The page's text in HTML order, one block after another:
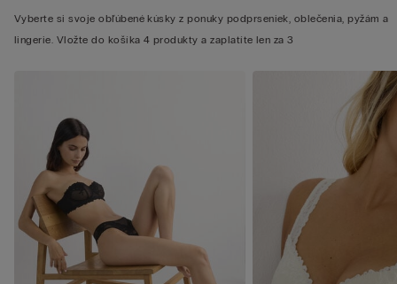
Vyberte si svoje obľúbené kúsky z ponuky podprseniek, oblečenia, pyžám a
lingerie. Vložte do košíka 4 produkty a zaplatíte len za 3